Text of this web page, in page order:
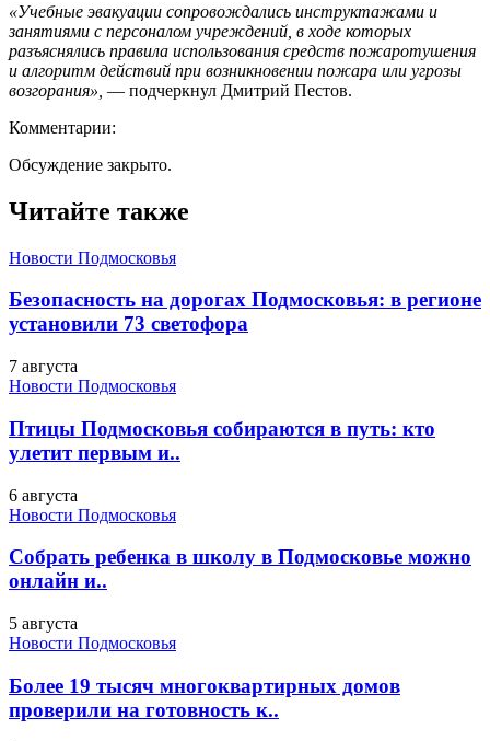
«Учебные эвакуации сопровождались инструктажами и
занятиями с персоналом учреждений, в ходе которых
разъяснялись правила использования средств пожаротушения
и алгоритм действий при возникновении пожара или угрозы
возгорания», — подчеркнул Дмитрий Пестов.
Комментарии:
Обсуждение закрыто.
Читайте также
Новости Подмосковья
Безопасность на дорогах Подмосковья: в регионе
установили 73 светофора
7 августа
Новости Подмосковья
Птицы Подмосковья собираются в путь: кто
улетит первым и..
6 августа
Новости Подмосковья
Собрать ребенка в школу в Подмосковье можно
онлайн и..
5 августа
Новости Подмосковья
Более 19 тысяч многоквартирных домов
проверили на готовность к..